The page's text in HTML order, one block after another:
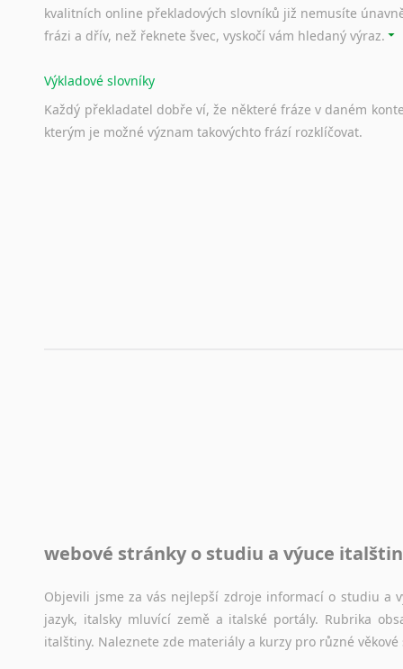
kvalitních online překladových slovníků již nemusíte
frázi a dřív, než řeknete švec, vyskočí vám hledaný výraz.
Výkladové slovníky
Každý překladatel dobře ví, že některé fráze v daném
kterým je možné význam takovýchto frází rozklíčovat.
Jazykový korpus je elektronický soubor autentických
původního zdroje textu.
Ostatní pomůcky pro překladatele
webové stránky o studiu a výuce
Objevili jsme za vás nejlepší zdroje informací o studiu a
jazyk, italsky mluvící země a italské portály. Rubrika
italštiny. Naleznete zde materiály a kurzy pro různé věkové